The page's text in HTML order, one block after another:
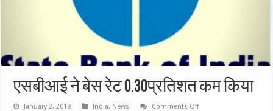
एसबीआई ने बेस रेट 0.30प्रतिशत कम किया
January 2, 2018 India, News Comments Offon